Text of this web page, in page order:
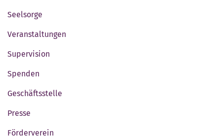
Seelsorge
Veranstaltungen
Supervision
Spenden
Geschäftsstelle
Presse
Förderverein